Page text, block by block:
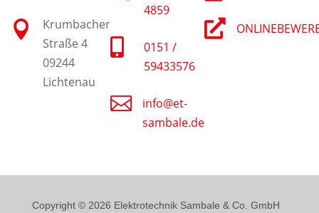

Krumbacher
Straße 4
09244
Lichtenau
4859

0151 /
59433576

info@et-
sambale.de

Copyright © 2026 Elektrotechnik Sambale & Co. GmbH